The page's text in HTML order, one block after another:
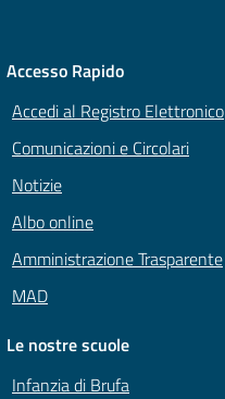
Accesso Rapido
Accedi al Registro Elettronico
Comunicazioni e Circolari
Notizie
Albo online
Amministrazione Trasparente
MAD
Le nostre scuole
Infanzia di Brufa